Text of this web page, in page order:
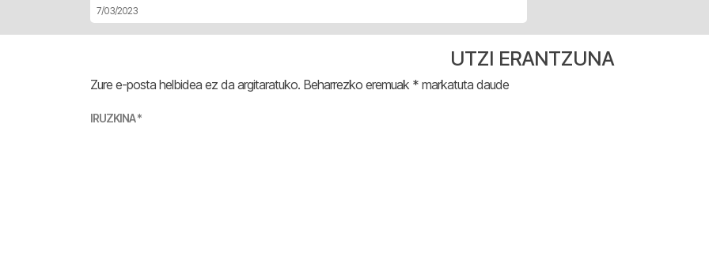
7/03/2023
UTZI ERANTZUNA
Zure e-posta helbidea ez da argitaratuko. Beharrezko eremuak * markatuta daude
IRUZKINA*